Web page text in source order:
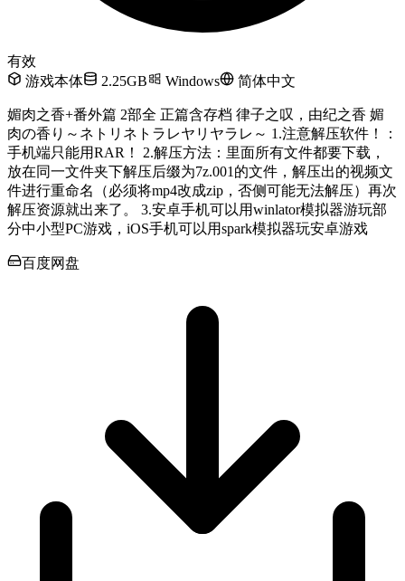
有效
游戏本体
2.25GB Windows 简体中文
媚肉之香+番外篇 2部全 正篇含存档 律子之叹，由纪之香 媚
肉の香り～ネトリネトラレヤリヤラレ～ 1.注意解压软件！：
手机端只能用RAR！ 2.解压方法：里面所有文件都要下载，
放在同一文件夹下解压后缀为7z.001的文件，解压出的视频文
件进行重命名（必须将mp4改成zip，否侧可能无法解压）再次
解压资源就出来了。 3.安卓手机可以用winlator模拟器游玩部
分中小型PC游戏，iOS手机可以用spark模拟器玩安卓游戏
百度网盘